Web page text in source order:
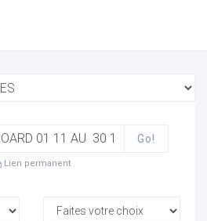
Go!
Lien permanent